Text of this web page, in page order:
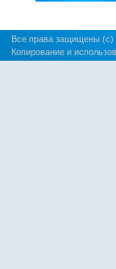
Все права защищены (c)
Копирование и